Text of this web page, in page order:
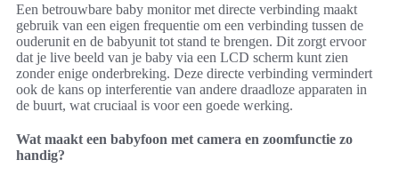
Een betrouwbare baby monitor met directe verbinding maakt
gebruik van een eigen frequentie om een verbinding tussen de
ouderunit en de babyunit tot stand te brengen. Dit zorgt ervoor
dat je live beeld van je baby via een LCD scherm kunt zien
zonder enige onderbreking. Deze directe verbinding vermindert
ook de kans op interferentie van andere draadloze apparaten in
de buurt, wat cruciaal is voor een goede werking.
Wat maakt een babyfoon met camera en zoomfunctie zo
handig?